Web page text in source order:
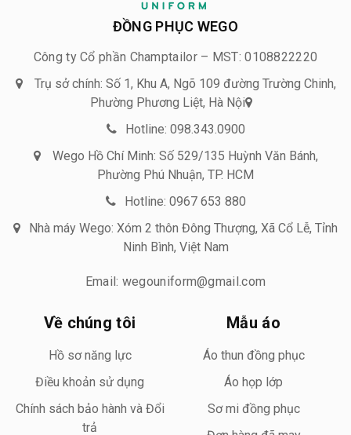
ĐỒNG PHỤC WEGO
Công ty Cổ phần Champtailor – MST: 0108822220
Trụ sở chính: Số 1, Khu A, Ngõ 109 đường Trường Chinh,
Phường Phương Liệt, Hà Nội
Hotline: 098.343.0900
Wego Hồ Chí Minh: Số 529/135 Huỳnh Văn Bánh,
Phường Phú Nhuận, TP. HCM
Hotline: 0967 653 880
Nhà máy Wego: Xóm 2 thôn Đông Thượng, Xã Cổ Lễ, Tỉnh
Ninh Bình, Việt Nam
Email: wegouniform@gmail.com
Về chúng tôi
Hồ sơ năng lực
Điều khoản sử dụng
Chính sách bảo hành và Đổi
trả
Mẫu áo
Áo thun đồng phục
Áo họp lớp
Sơ mi đồng phục